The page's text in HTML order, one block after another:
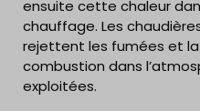
ensuite cette chaleur
chauffage. Les
rejettent les fumées et la
combustion dans
exploitées.